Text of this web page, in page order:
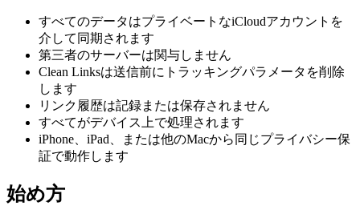
すべてのデータはプライベートなiCloudアカウントを
介して同期されます
第三者のサーバーは関与しません
Clean Linksは送信前にトラッキングパラメータを削除
します
リンク履歴は記録または保存されません
すべてがデバイス上で処理されます
iPhone、iPad、または他のMacから同じプライバシー保
証で動作します
始め方